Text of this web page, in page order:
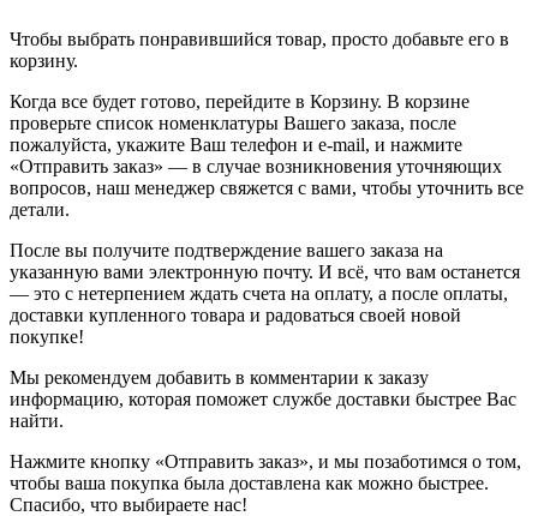
Чтобы выбрать понравившийся товар, просто добавьте его в
корзину.
Когда все будет готово, перейдите в Корзину. В корзине
проверьте список номенклатуры Вашего заказа, после
пожалуйста, укажите Ваш телефон и e-mail, и нажмите
«Отправить заказ» — в случае возникновения уточняющих
вопросов, наш менеджер свяжется с вами, чтобы уточнить все
детали.
После вы получите подтверждение вашего заказа на
указанную вами электронную почту. И всё, что вам останется
— это с нетерпением ждать счета на оплату, а после оплаты,
доставки купленного товара и радоваться своей новой
покупке!
Мы рекомендуем добавить в комментарии к заказу
информацию, которая поможет службе доставки быстрее Вас
найти.
Нажмите кнопку «Отправить заказ», и мы позаботимся о том,
чтобы ваша покупка была доставлена как можно быстрее.
Спасибо, что выбираете нас!